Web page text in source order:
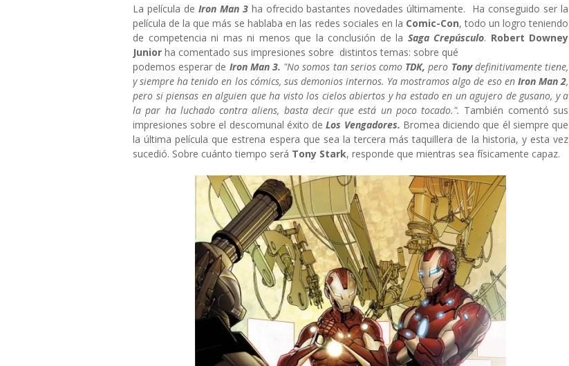
La película de Iron Man 3ha ofrecido bastantes novedades últimamente. Ha conseguido ser la
película de la que más se hablaba en las redes sociales en la Comic-Con, todo un logro teniendo
de competencia ni mas ni menos que la conclusión de la Saga Crepúsculo. Robert Downey
Junior ha comentado sus impresiones sobre distintos temas: sobre qué
podemos esperar de Iron Man 3. "No somos tan serios como TDK,pero Tonydefinitivamente tiene,
y siempre ha tenido en los cómics, sus demonios internos. Ya mostramos algo de eso en Iron Man 2,
pero si piensas en alguien que ha visto los cielos abiertos y ha estado en un agujero de gusano, y a
la par ha luchado contra aliens, basta decir que está un poco tocado.". También comentó sus
impresiones sobre el descomunal éxito deLos Vengadores. Bromea diciendo que él siempre que
la última película que estrena espera que sea la tercera más taquillera de la historia, y esta vez
sucedió. Sobre cuánto tiempo será Tony Stark, responde que mientras sea físicamente capaz.